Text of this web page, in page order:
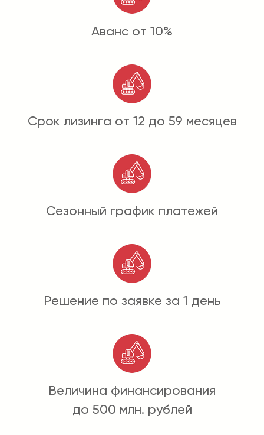
Аванс от 10%
Срок лизинга от 12 до 59 месяцев
Сезонный график платежей
Решение по заявке за 1 день
Величина финансирования
до 500 млн. рублей